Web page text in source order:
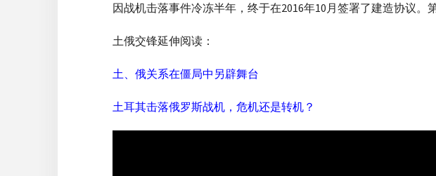
因战机击落事件冷冻半年，终于在2016年10月签署了建造协议。
土俄交锋延伸阅读：
土、俄关系在僵局中另辟舞台
土耳其击落俄罗斯战机，危机还是转机？